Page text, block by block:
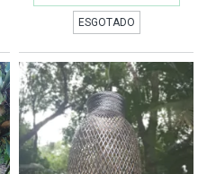
ESGOTADO